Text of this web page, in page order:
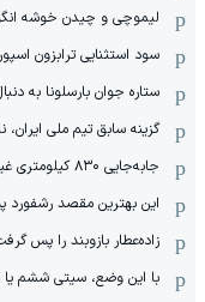
لیموچی و چیدن خوشه
سود استثنایی ترابزون
ستاره جوان بارسلونا به
گزینه سابق تیم ملی ایران،
جابه‌جایی ۸۳۰ کیلومتری غیرت به‌خاطر کانیه وست!
این بهترین مقصد رشفورد
زاده‌عطار بازوبند را پس
با این وضع، سیتی ششم